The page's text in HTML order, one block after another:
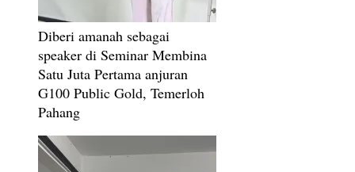
Diberi amanah sebagai
speaker di Seminar Membina
Satu Juta Pertama anjuran
G100 Public Gold, Temerloh
Pahang